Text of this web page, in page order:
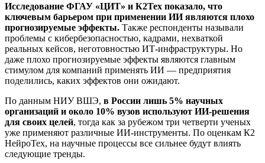
Исследование ФГАУ «ЦИТ» и К2Тех показало, что
ключевым барьером при применении ИИ являются плохо
прогнозируемые эффекты. Также респонденты называли
проблемы с кибербезопасностью, кадрами, нехваткой
реальных кейсов, неготовностью ИТ-инфраструктуры. Но
даже плохо прогнозируемые эффекты являются главным
стимулом для компаний применять ИИ — предприятия
поделились, каких эффектов они ожидают.
По данным НИУ ВШЭ, в России лишь 5% научных
организаций и около 10% вузов используют ИИ-решения
для своих целей, тогда как за рубежом три четверти ученых
уже применяют различные ИИ-инструменты. По оценкам К2
НейроТех, на научные процессы все сильнее будут влиять
следующие тренды.